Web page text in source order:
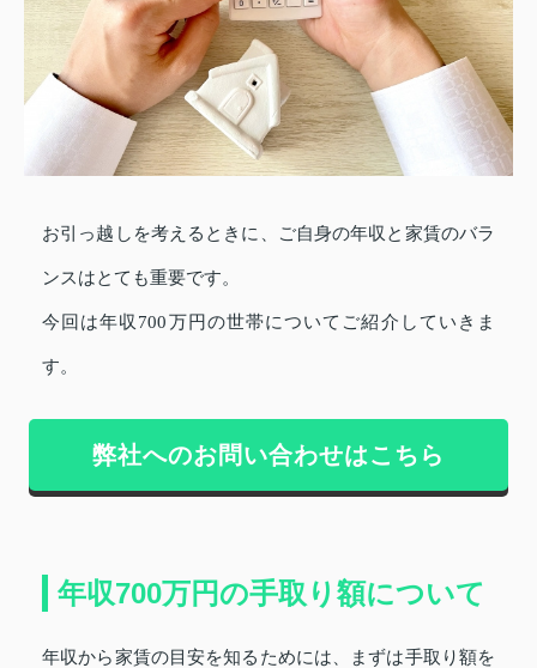
お引っ越しを考えるときに、ご自身の年収と家賃のバラ
ンスはとても重要です。
今回は年収700万円の世帯についてご紹介していきま
す。
弊社へのお問い合わせはこちら
年収700万円の手取り額について
年収から家賃の目安を知るためには、まずは手取り額を